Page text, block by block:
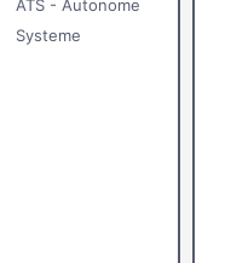
ATS - Autonome
Systeme